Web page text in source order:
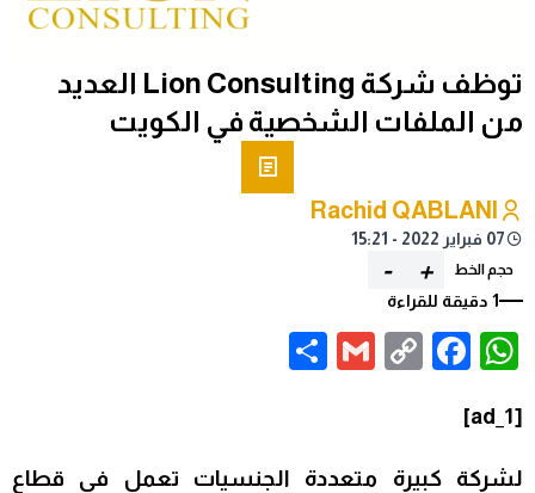
توظف شركة Lion Consulting العديد
من الملفات الشخصية في الكويت
Rachid QABLANI
07 فبراير 2022 - 15:21
حجم الخط +
-
1 دقيقة للقراءة
WhatsApp
Facebook
Copy
Gmail
[ad_1]
لشركة كبيرة متعددة الجنسيات تعمل في قطاع